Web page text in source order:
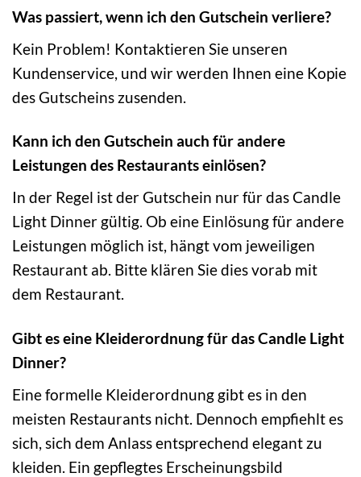
Was passiert, wenn ich den Gutschein verliere?
Kein Problem! Kontaktieren Sie unseren
Kundenservice, und wir werden Ihnen eine Kopie
des Gutscheins zusenden.
Kann ich den Gutschein auch für andere
Leistungen des Restaurants einlösen?
In der Regel ist der Gutschein nur für das Candle
Light Dinner gültig. Ob eine Einlösung für andere
Leistungen möglich ist, hängt vom jeweiligen
Restaurant ab. Bitte klären Sie dies vorab mit
dem Restaurant.
Gibt es eine Kleiderordnung für das Candle Light
Dinner?
Eine formelle Kleiderordnung gibt es in den
meisten Restaurants nicht. Dennoch empfiehlt es
sich, sich dem Anlass entsprechend elegant zu
kleiden. Ein gepflegtes Erscheinungsbild